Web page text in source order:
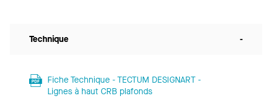
Technique -
Fiche Technique - TECTUM DESIGNART -
Lignes à haut CRB plafonds